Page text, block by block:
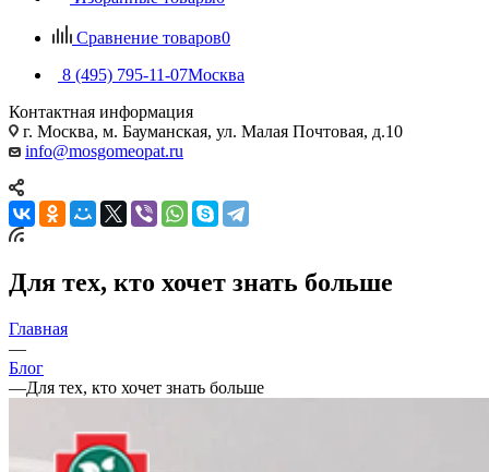
Сравнение товаров0
8 (495) 795-11-07Москва
Контактная информация
г. Москва, м. Бауманская, ул. Малая Почтовая, д.10
info@mosgomeopat.ru
Для тех, кто хочет знать больше
Главная
—
Блог
—Для тех, кто хочет знать больше